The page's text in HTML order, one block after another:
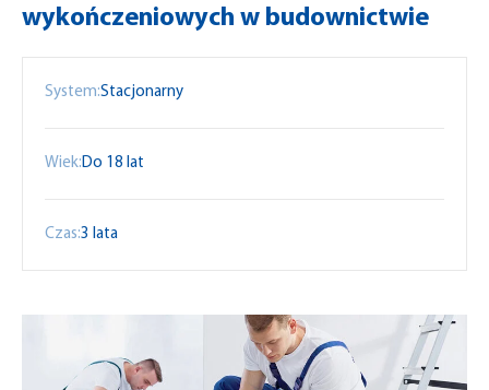
wykończeniowych w budownictwie
System:Stacjonarny
Wiek:Do 18 lat
Czas:3 lata